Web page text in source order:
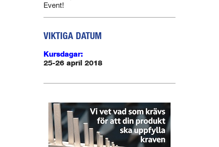
Event!
VIKTIGA DATUM
Kursdagar:
25-26 april 2018